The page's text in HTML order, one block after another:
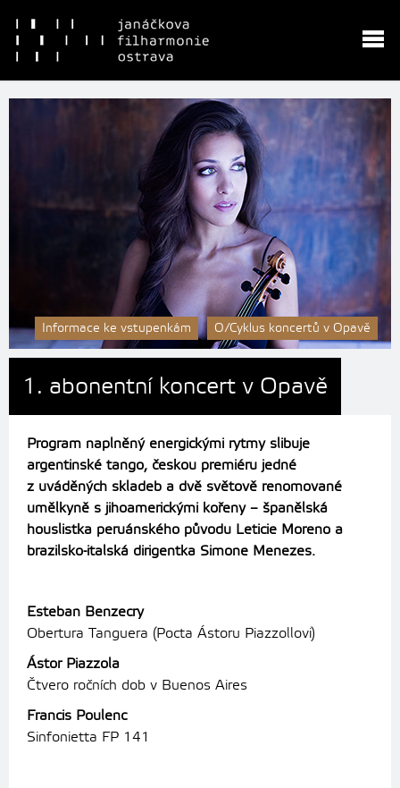
Informace ke vstupenkám O/Cyklus koncertů v Opavě
1. abonentní koncert v Opavě
Program naplněný energickými rytmy slibuje
argentinské tango, českou premiéru jedné
z uváděných skladeb a dvě světově renomované
umělkyně s jihoamerickými kořeny – španělská
houslistka peruánského původu Leticie Moreno a
brazilsko-italská dirigentka Simone Menezes.
Esteban Benzecry
Obertura Tanguera (Pocta Ástoru Piazzollovi)
Ástor Piazzola
Čtvero ročních dob v Buenos Aires
Francis Poulenc
Sinfonietta FP 141